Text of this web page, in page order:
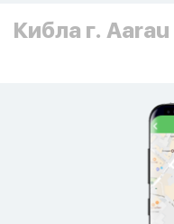
Кибла г. Aarau